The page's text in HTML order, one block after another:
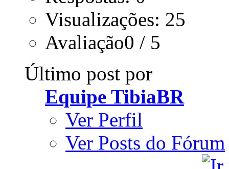
Visualizações: 25
Avaliação0 / 5
Último post por
Equipe TibiaBR
Ver Perfil
Ver Posts do Fórum